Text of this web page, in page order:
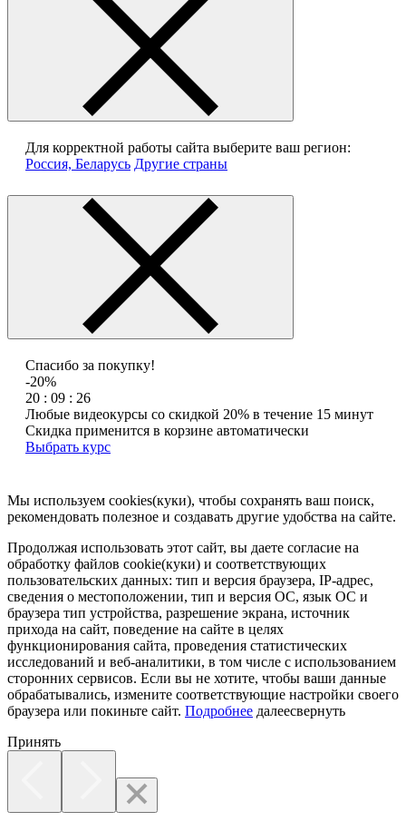
Для корректной работы сайта выберите ваш регион:
Россия, Беларусь Другие страны
Спасибо за покупку!
-20%
20 : 09 : 26
Любые видеокурсы со скидкой 20% в течение 15 минут
Скидка применится в корзине автоматически
Выбрать курс
Мы используем cookies(куки), чтобы сохранять ваш поиск,
рекомендовать полезное и создавать другие удобства на сайте.
Продолжая использовать этот сайт, вы даете согласие на
обработку файлов cookie(куки) и соответствующих
пользовательских данных: тип и версия браузера, IP-адрес,
сведения о местоположении, тип и версия ОС, язык ОС и
браузера тип устройства, разрешение экрана, источник
прихода на сайт, поведение на сайте в целях
функционирования сайта, проведения статистических
исследований и веб-аналитики, в том числе с использованием
сторонних сервисов. Если вы не хотите, чтобы ваши данные
обрабатывались, измените соответствующие настройки своего
браузера или покиньте сайт. Подробнее далеесвернуть
Принять